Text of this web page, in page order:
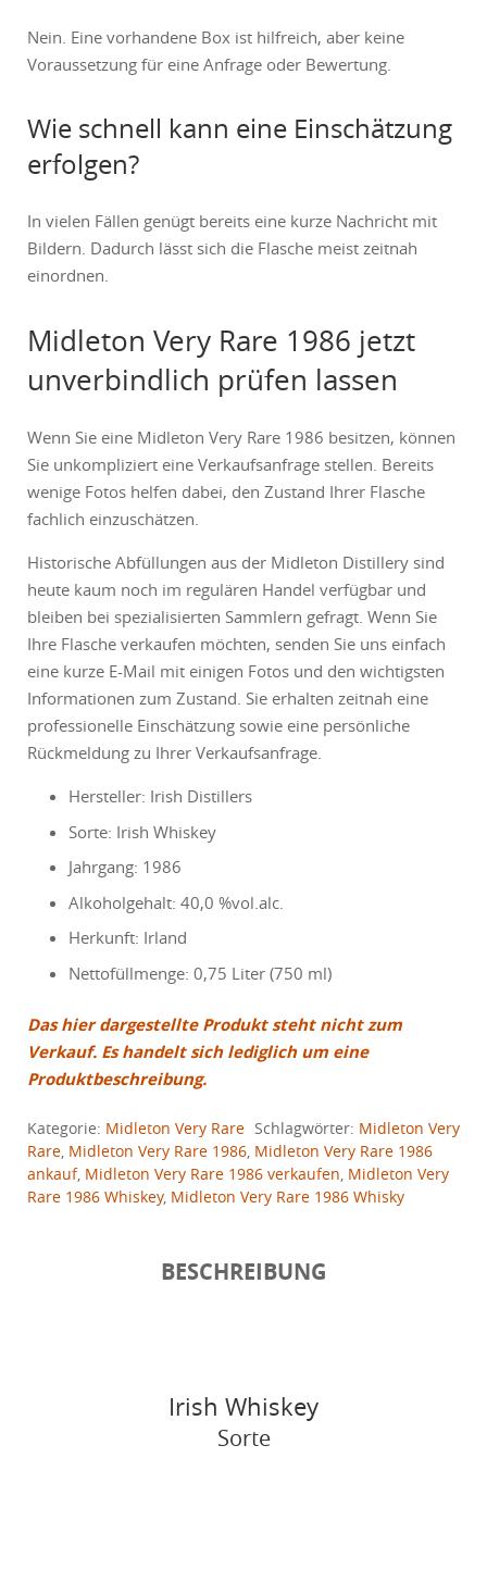
Nein. Eine vorhandene Box ist hilfreich, aber keine
Voraussetzung für eine Anfrage oder Bewertung.
Wie schnell kann eine Einschätzung
erfolgen?
In vielen Fällen genügt bereits eine kurze Nachricht mit
Bildern. Dadurch lässt sich die Flasche meist zeitnah
einordnen.
Midleton Very Rare 1986 jetzt
unverbindlich prüfen lassen
Wenn Sie eine Midleton Very Rare 1986 besitzen, können
Sie unkompliziert eine Verkaufsanfrage stellen. Bereits
wenige Fotos helfen dabei, den Zustand Ihrer Flasche
fachlich einzuschätzen.
Historische Abfüllungen aus der Midleton Distillery sind
heute kaum noch im regulären Handel verfügbar und
bleiben bei spezialisierten Sammlern gefragt. Wenn Sie
Ihre Flasche verkaufen möchten, senden Sie uns einfach
eine kurze E-Mail mit einigen Fotos und den wichtigsten
Informationen zum Zustand. Sie erhalten zeitnah eine
professionelle Einschätzung sowie eine persönliche
Rückmeldung zu Ihrer Verkaufsanfrage.
Hersteller: Irish Distillers
Sorte: Irish Whiskey
Jahrgang: 1986
Alkoholgehalt: 40,0 %vol.alc.
Herkunft: Irland
Nettofüllmenge: 0,75 Liter (750 ml)
Das hier dargestellte Produkt steht nicht zum
Verkauf. Es handelt sich lediglich um eine
Produktbeschreibung.
Kategorie: Midleton Very Rare Schlagwörter: Midleton Very
Rare, Midleton Very Rare 1986, Midleton Very Rare 1986
ankauf, Midleton Very Rare 1986 verkaufen, Midleton Very
Rare 1986 Whiskey, Midleton Very Rare 1986 Whisky
BESCHREIBUNG
Irish Whiskey
Sorte